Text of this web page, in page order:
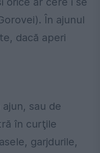
În ajunul
dacă aperi
sau de
în curţile
garjdurile,